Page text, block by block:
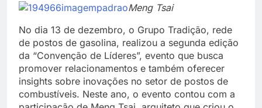
Meng Tsai
No dia 13 de dezembro, o Grupo Tradição, rede
de postos de gasolina, realizou a segunda edição
da “Convenção de Líderes”, evento que busca
promover relacionamentos e também oferecer
insights sobre inovações no setor de postos de
combustíveis. Neste ano, o evento contou com a